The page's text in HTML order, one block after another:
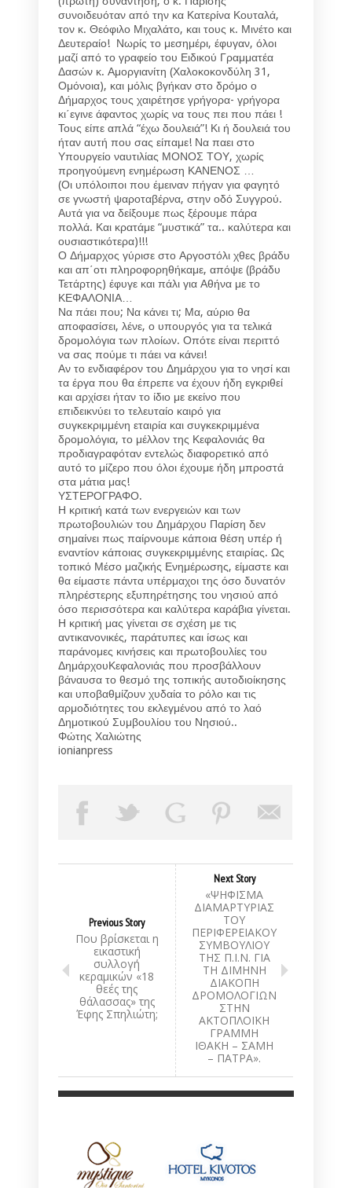
συνοιδευόταν από την κα Κατερίνα Κουταλά,
τον κ. Θεόφιλο Μιχαλάτο, και τους κ. Μινέτο και
Δευτεραίο! Νωρίς το μεσημέρι, έφυγαν, όλοι
μαζί από το γραφείο του Ειδικού Γραμματέα
Δασών κ. Αμοργιανίτη (Χαλοκοκονδύλη 31,
Ομόνοια), και μόλις βγήκαν στο δρόμο ο
Δήμαρχος τους χαιρέτησε γρήγορα- γρήγορα
κι΄εγινε άφαντος χωρίς να τους πει που πάει !
Τους είπε απλά “έχω δουλειά”! Κι ή δουλειά του
ήταν αυτή που σας είπαμε! Να παει στο
Υπουργείο ναυτιλίας ΜΟΝΟΣ ΤΟΥ, χωρίς
προηγούμενη ενημέρωση ΚΑΝΕΝΟΣ …
(Οι υπόλοιποι που έμειναν πήγαν για φαγητό
σε γνωστή ψαροταβέρνα, στην οδό Συγγρού.
Αυτά για να δείξουμε πως ξέρουμε πάρα
πολλά. Και κρατάμε “μυστικά” τα.. καλύτερα και
ουσιαστικότερα)!!!
Ο Δήμαρχος γύρισε στο Αργοστόλι χθες βράδυ
και απ΄οτι πληροφορηθήκαμε, απόψε (βράδυ
Τετάρτης) έφυγε και πάλι για Αθήνα με το
ΚΕΦΑΛΟΝΙΑ…
Να πάει που; Να κάνει τι; Μα, αύριο θα
αποφασίσει, λένε, ο υπουργός για τα τελικά
δρομολόγια των πλοίων. Οπότε είναι περιττό
να σας πούμε τι πάει να κάνει!
Αν το ενδιαφέρον του Δημάρχου για το νησί και
τα έργα που θα έπρεπε να έχουν ήδη εγκριθεί
και αρχίσει ήταν το ίδιο με εκείνο που
επιδεικνύει το τελευταίο καιρό για
συγκεκριμμένη εταιρία και συγκεκριμμένα
δρομολόγια, το μέλλον της Κεφαλονιάς θα
προδιαγραφόταν εντελώς διαφορετικό από
αυτό το μίζερο που όλοι έχουμε ήδη μπροστά
στα μάτια μας!
ΥΣΤΕΡΟΓΡΑΦΟ.
Η κριτική κατά των ενεργειών και των
πρωτοβουλιών του Δημάρχου Παρίση δεν
σημαίνει πως παίρνουμε κάποια θέση υπέρ ή
εναντίον κάποιας συγκεκριμμένης εταιρίας. Ως
τοπικό Μέσο μαζικής Ενημέρωσης, είμαστε και
θα είμαστε πάντα υπέρμαχοι της όσο δυνατόν
πληρέστερης εξυπηρέτησης του νησιού από
όσο περισσότερα και καλύτερα καράβια γίνεται.
Η κριτική μας γίνεται σε σχέση με τις
αντικανονικές, παράτυπες και ίσως και
παράνομες κινήσεις και πρωτοβουλίες του
ΔημάρχουΚεφαλονιάς που προσβάλλουν
βάναυσα το θεσμό της τοπικής αυτοδιοίκησης
και υποβαθμίζουν χυδαία το ρόλο και τις
αρμοδιότητες του εκλεγμένου από το λαό
Δημοτικού Συμβουλίου του Νησιού..
Φώτης Χαλιώτης
ionianpress
Previous Story
Που βρίσκεται η
εικαστική
συλλογή
κεραμικών «18
θεές της
θάλασσας» της
Έφης Σπηλιώτη;
Next Story
«ΨΗΦΙΣΜΑ
ΔΙΑΜΑΡΤΥΡΙΑΣ
ΤΟΥ
ΠΕΡΙΦΕΡΕΙΑΚΟΥ
ΣΥΜΒΟΥΛΙΟΥ
ΤΗΣ Π.Ι.Ν. ΓΙΑ
ΤΗ ΔΙΜΗΝΗ
ΔΙΑΚΟΠΗ
ΔΡΟΜΟΛΟΓΙΩΝ
ΣΤΗΝ
ΑΚΤΟΠΛΟΪΚΗ
ΓΡΑΜΜΗ
ΙΘΑΚΗ – ΣΑΜΗ
– ΠΑΤΡΑ».